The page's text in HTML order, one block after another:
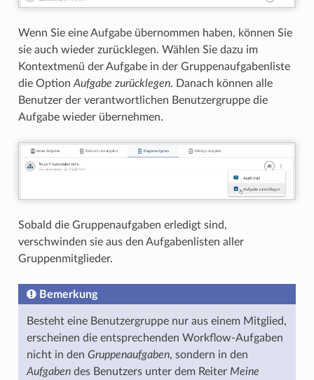
Wenn Sie eine Aufgabe übernommen haben, können Sie
sie auch wieder zurücklegen. Wählen Sie dazu im
Kontextmenü der Aufgabe in der Gruppenaufgabenliste
die Option Aufgabe zurücklegen. Danach können alle
Benutzer der verantwortlichen Benutzergruppe die
Aufgabe wieder übernehmen.
Sobald die Gruppenaufgaben erledigt sind,
verschwinden sie aus den Aufgabenlisten aller
Gruppenmitglieder.
Bemerkung
Besteht eine Benutzergruppe nur aus einem Mitglied,
erscheinen die entsprechenden Workflow-Aufgaben
nicht in den Gruppenaufgaben, sondern in den
Aufgabendes Benutzers unter dem Reiter Meine